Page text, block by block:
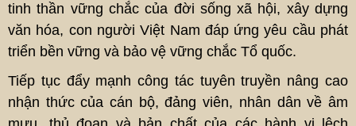
tinh thần vững chắc của đời sống xã hội, xây dựng
văn hóa, con người Việt Nam đáp ứng yêu cầu phát
triển bền vững và bảo vệ vững chắc Tổ quốc.
Tiếp tục đẩy mạnh công tác tuyên truyền nâng cao
nhận thức của cán bộ, đảng viên, nhân dân về âm